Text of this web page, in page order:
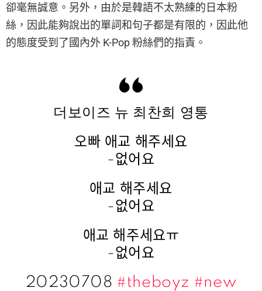
卻毫無誠意。另外，由於是韓語不太熟練的日本粉
絲，因此能夠說出的單詞和句子都是有限的，因此他
的態度受到了國內外 K-Pop 粉絲們的指責。
더보이즈 뉴 최찬희 영통
오빠 애교 해주세요
-없어요
애교 해주세요
-없어요
애교 해주세요ㅠ
-없어요
20230708 #theboyz #new